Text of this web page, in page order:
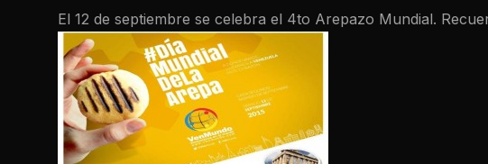
El 12 de septiembre se celebra el 4to Arepazo Mundial.